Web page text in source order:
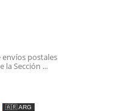
envíos postales
la Sección ...
🇦🇷 ARG